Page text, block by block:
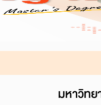
มหาวิทย